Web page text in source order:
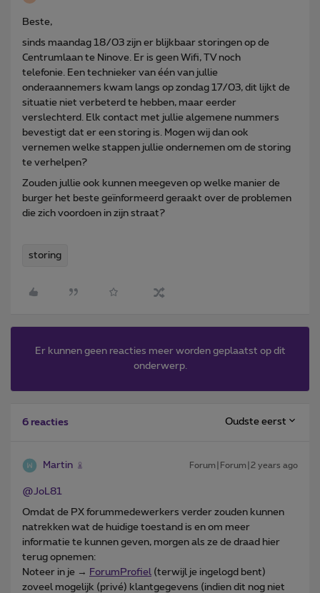
Beste,
sinds maandag 18/03 zijn er blijkbaar storingen op de
Centrumlaan te Ninove. Er is geen Wifi, TV noch
telefonie. Een technieker van één van jullie
onderaannemers kwam langs op zondag 17/03, dit lijkt de
situatie niet verbeterd te hebben, maar eerder
verslechterd. Elk contact met jullie algemene nummers
bevestigt dat er een storing is. Mogen wij dan ook
vernemen welke stappen jullie ondernemen om de storing
te verhelpen?
Zouden jullie ook kunnen meegeven op welke manier de
burger het beste geïnformeerd geraakt over de problemen
die zich voordoen in zijn straat?
storing
Er kunnen geen reacties meer worden geplaatst op dit
onderwerp.
6 reacties Oudste eerst
Martin Forum|Forum|2 years ago
@JoL81
Omdat de PX forummedewerkers verder zouden kunnen
natrekken wat de huidige toestand is en om meer
informatie te kunnen geven, morgen als ze de draad hier
terug opnemen:
Noteer in je → ForumProfiel (terwijl je ingelogd bent)
zoveel mogelijk (privé) klantgegevens (indien dit nog niet